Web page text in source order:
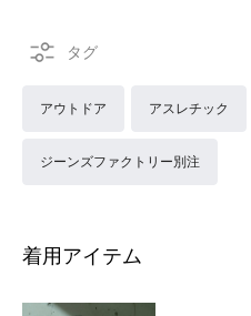
アウトドア アスレチック
ジーンズファクトリー別注
着用アイテム